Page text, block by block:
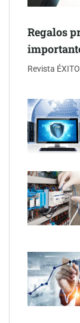
Servimudanzas
mudanzas en
Regalos
Revista